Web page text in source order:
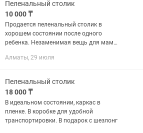
Пеленальный столик
10 000 ₸
Продается пеленальный столик в
хорошем состоянии после одного
ребенка. Незаменимая вещь для мамы
спина при массаже и
запахов и...
Алматы, 29 июля
Пеленальный столик
18 000 ₸
В идеальном состоянии, каркас в
пленке. В коробке для удобной
транспортировки. В подарок с шезлонг